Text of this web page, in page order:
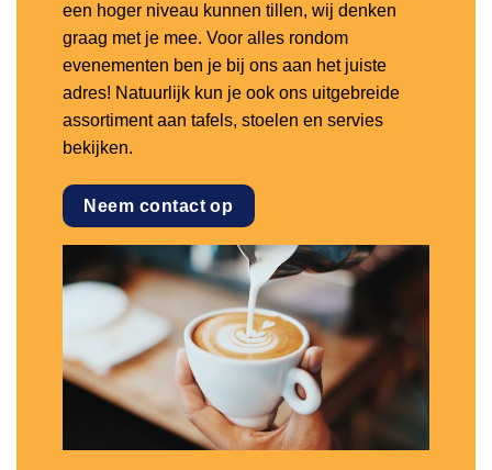
een hoger niveau kunnen tillen, wij denken
graag met je mee. Voor alles rondom
evenementen ben je bij ons aan het juiste
adres! Natuurlijk kun je ook ons uitgebreide
assortiment aan tafels, stoelen en servies
bekijken.
Neem contact op